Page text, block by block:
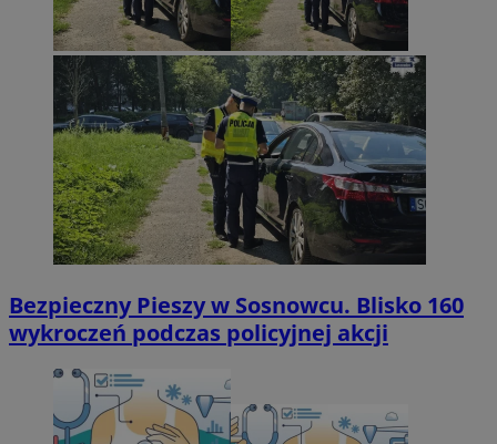
Bezpieczny Pieszy w Sosnowcu. Blisko 160
wykroczeń podczas policyjnej akcji